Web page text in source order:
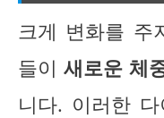
크게 변화를 주
들이 새로운 체
니다. 이러한